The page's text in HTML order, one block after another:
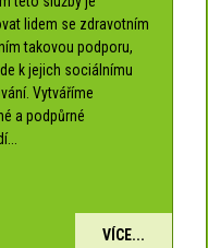
lidem se zdravotním
takovou podporu,
k jejich sociálnímu
Vytváříme
a podpůrné
VÍCE...